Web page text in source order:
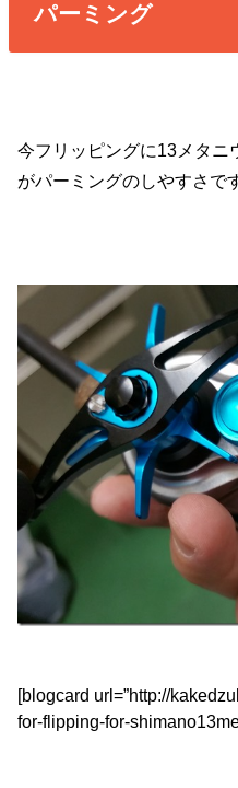
パーミング
今フリッピングに13メタニ
がパーミングのしやすさで
[blogcard url=”http://
for-flipping-for-